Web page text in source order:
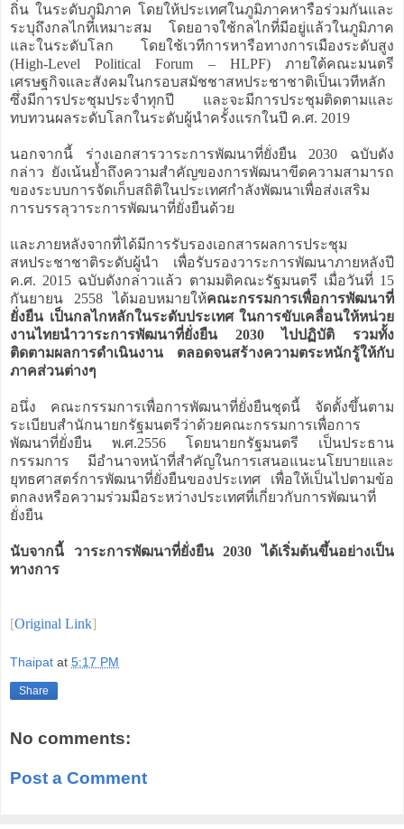
ถิ่น ในระดับภูมิภาค โดยให้ประเทศในภูมิภาคหารือร่วมกันและ
ระบุถึงกลไกที่เหมาะสม โดยอาจใช้กลไกที่มีอยู่แล้วในภูมิภาค
และในระดับโลก โดยใช้เวทีการหารือทางการเมืองระดับสูง
(High-Level Political Forum – HLPF) ภายใต้คณะมนตรี
เศรษฐกิจและสังคมในกรอบสมัชชาสหประชาชาติเป็นเวทีหลัก
ซึ่งมีการประชุมประจำทุกปี และจะมีการประชุมติดตามและ
ทบทวนผลระดับโลกในระดับผู้นำครั้งแรกในปี ค.ศ. 2019
นอกจากนี้ ร่างเอกสารวาระการพัฒนาที่ยั่งยืน 2030 ฉบับดัง
กล่าว ยังเน้นย้ำถึงความสำคัญของการพัฒนาขีดความสามารถ
ของระบบการจัดเก็บสถิติในประเทศกำลังพัฒนาเพื่อส่งเสริม
การบรรลุวาระการพัฒนาที่ยั่งยืนด้วย
และภายหลังจากที่ได้มีการรับรองเอกสารผลการประชุม
สหประชาชาติระดับผู้นำ เพื่อรับรองวาระการพัฒนาภายหลังปี
ค.ศ. 2015 ฉบับดังกล่าวแล้ว ตามมติคณะรัฐมนตรี เมื่อวันที่ 15
กันยายน 2558 ได้มอบหมายให้คณะกรรมการเพื่อการพัฒนาที่
ยั่งยืน เป็นกลไกหลักในระดับประเทศ ในการขับเคลื่อนให้หน่วย
งานไทยนำวาระการพัฒนาที่ยั่งยืน 2030 ไปปฏิบัติ รวมทั้ง
ติดตามผลการดำเนินงาน ตลอดจนสร้างความตระหนักรู้ให้กับ
ภาคส่วนต่างๆ
อนึ่ง คณะกรรมการเพื่อการพัฒนาที่ยั่งยืนชุดนี้ จัดตั้งขึ้นตาม
ระเบียบสำนักนายกรัฐมนตรีว่าด้วยคณะกรรมการเพื่อการ
พัฒนาที่ยั่งยืน พ.ศ.2556 โดยนายกรัฐมนตรี เป็นประธาน
กรรมการ มีอำนาจหน้าที่สำคัญในการเสนอแนะนโยบายและ
ยุทธศาสตร์การพัฒนาที่ยั่งยืนของประเทศ เพื่อให้เป็นไปตามข้อ
ตกลงหรือความร่วมมือระหว่างประเทศที่เกี่ยวกับการพัฒนาที่
ยั่งยืน
นับจากนี้ วาระการพัฒนาที่ยั่งยืน 2030 ได้เริ่มต้นขึ้นอย่างเป็น
ทางการ
[Original Link]
Thaipat at 5:17 PM
Share
No comments:
Post a Comment